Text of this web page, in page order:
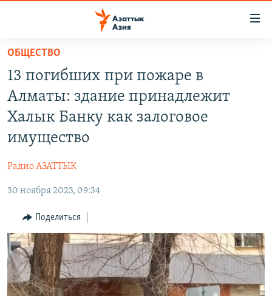
Вернуться
основному
содержанию
Вернутся
главной
Вернутся
ЦЕНТРАЛЬНАЯ АЗИЯ
КЫРГЫЗСТАН
ВОЙНА В УКРАИНЕ
ЎЗБЕКЧА
ТОҶИКӢ
TÜRKMENÇE
ПОДПИШИТЕСЬ НА НАС В СОЦСЕТЯХ
Все сайты РСЕ/РС
ОБЩЕСТВО
13 погибших при пожаре в
Алматы: здание принадлежит
Халык Банку как залоговое
имущество
Радио АЗАТТЫК
30 ноября 2023, 09:34
Поделиться